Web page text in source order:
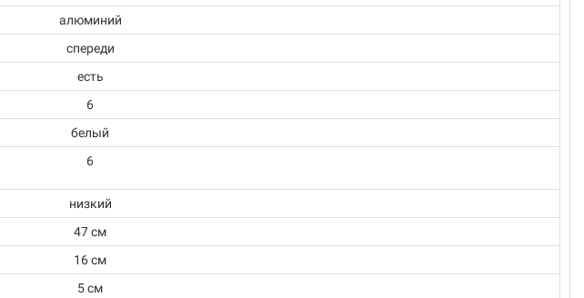
алюминий
спереди
есть
6
белый
6
низкий
47 см
16 см
5 см